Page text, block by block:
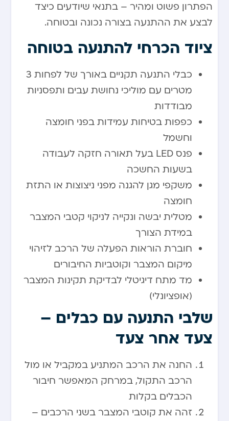
הפתרון פשוט ומהיר – בתנאי שיודעים כיצד
לבצע את ההתנעה בצורה נכונה ובטוחה.
ציוד הכרחי להתנעה בטוחה
כבלי התנעה תקניים באורך של לפחות 3
מטרים עם מוליכי נחושת עבים ותפסניות
מבודדות
כפפות בטיחות עמידות בפני חומצה
וחשמל
פנס LED בעל תאורה חזקה לעבודה
בשעות החשכה
משקפי מגן להגנה מפני ניצוצות או התזת
חומצה
מטלית יבשה ונקייה לניקוי קטבי המצבר
במידת הצורך
חוברת הוראות הפעלה של הרכב לזיהוי
מיקום המצבר וקוטביות החיבורים
מד מתח דיגיטלי לבדיקת תקינות המצבר
(אופציונלי)
שלבי התנעה עם כבלים –
צעד אחר צעד
החנה את הרכב המתניע במקביל או מול
הרכב התקול, במרחק המאפשר חיבור
הכבלים בקלות
זהה את קוטבי המצבר בשני הרכבים –